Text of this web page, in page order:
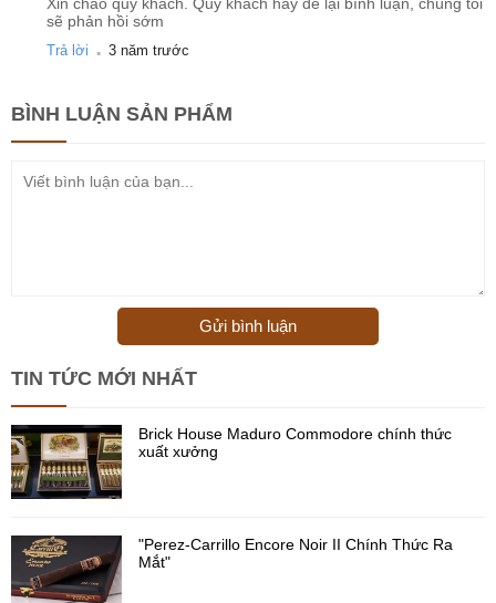
sẽ phản hồi sớm
Trả lời . 3 năm trước
BÌNH LUẬN SẢN PHẨM
Gửi bình luận
TIN TỨC MỚI NHẤT
Brick House Maduro Commodore chính thức
xuất xưởng
"Perez-Carrillo Encore Noir II Chính Thức Ra
Mắt"